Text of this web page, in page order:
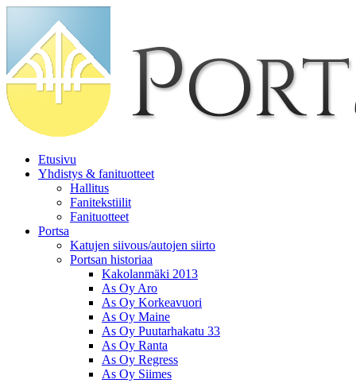
Etusivu
Yhdistys & fanituotteet
Hallitus
Fanitekstiilit
Fanituotteet
Portsa
Katujen siivous/autojen siirto
Portsan historiaa
Kakolanmäki 2013
As Oy Aro
As Oy Korkeavuori
As Oy Maine
As Oy Puutarhakatu 33
As Oy Ranta
As Oy Regress
As Oy Siimes